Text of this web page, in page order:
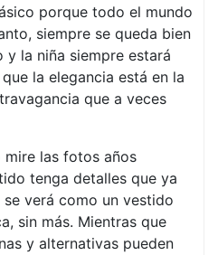
porque todo el mundo
siempre se queda bien
la niña siempre estará
la elegancia está en la
que a veces
mire las fotos años
tenga detalles que ya
verá como un vestido
sin más. Mientras que
y alternativas pueden